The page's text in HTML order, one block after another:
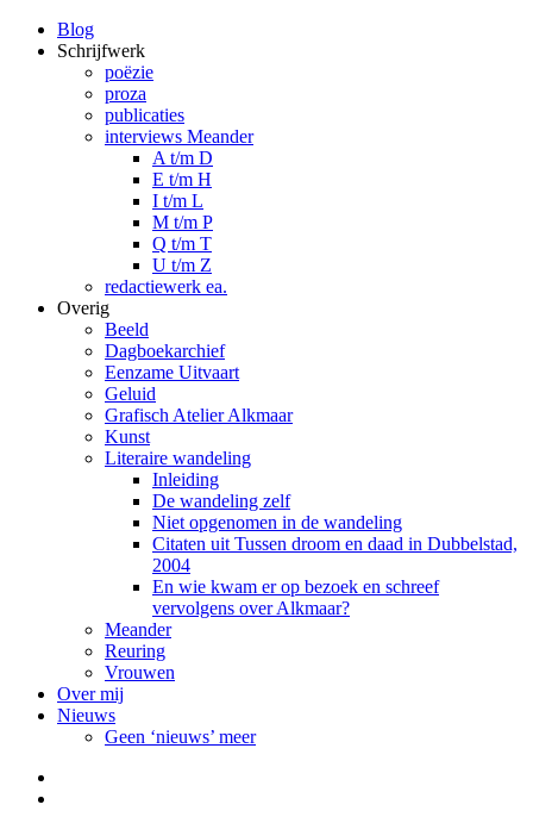
Blog
Schrijfwerk
poëzie
proza
publicaties
interviews Meander
A t/m D
E t/m H
I t/m L
M t/m P
Q t/m T
U t/m Z
redactiewerk ea.
Overig
Beeld
Dagboekarchief
Eenzame Uitvaart
Geluid
Grafisch Atelier Alkmaar
Kunst
Literaire wandeling
Inleiding
De wandeling zelf
Niet opgenomen in de wandeling
Citaten uit Tussen droom en daad in Dubbelstad,
2004
En wie kwam er op bezoek en schreef
vervolgens over Alkmaar?
Meander
Reuring
Vrouwen
Over mij
Nieuws
Geen ‘nieuws’ meer